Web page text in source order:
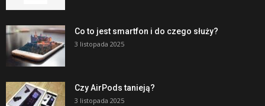
Co to jest smartfon i do czego służy?
3 listopada 2025
Czy AirPods tanieją?
3 listopada 2025